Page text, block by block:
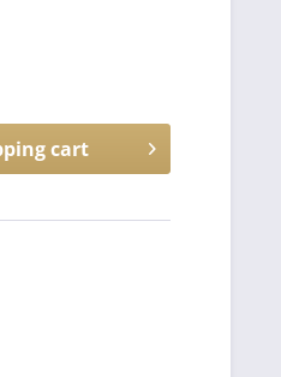
cart